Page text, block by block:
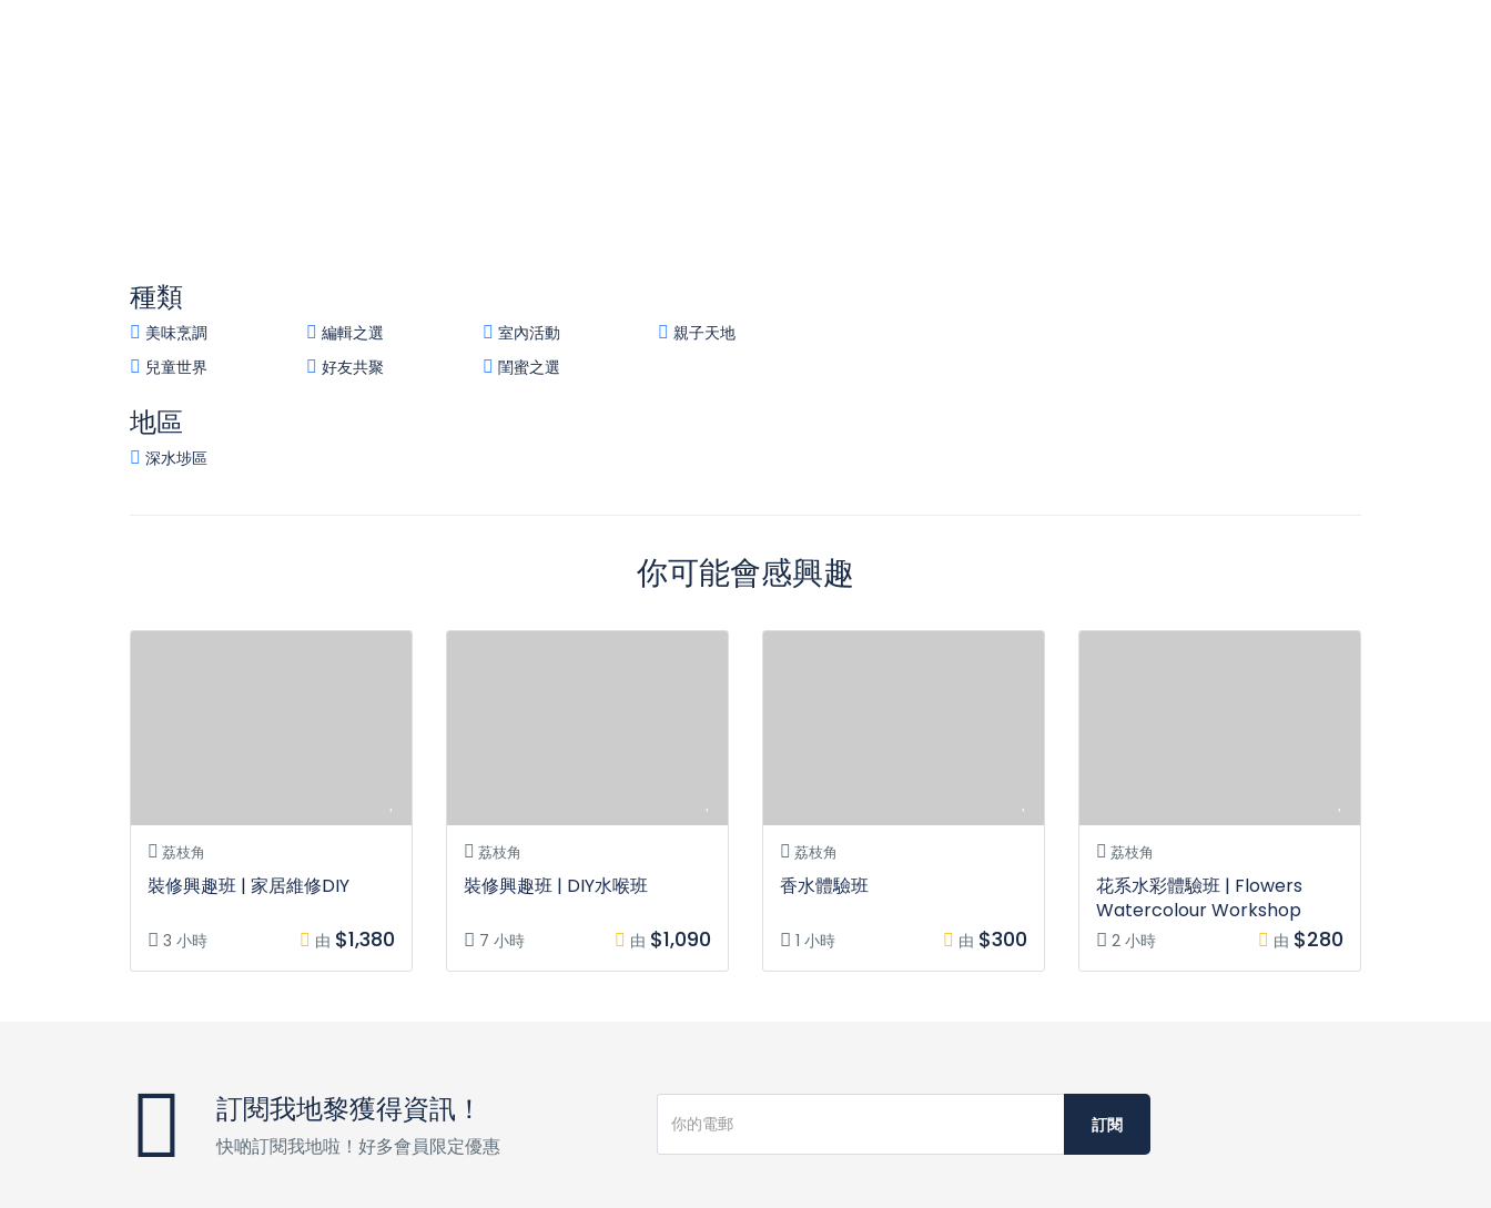
種類
美味烹調 編輯之選 室內活動
親子天地
兒童世界
好友共聚 閨蜜之選
地區
深水埗區
你可能會感興趣
荔枝角
裝修興趣班 | 家居維修DIY
3 小時 由 $1,380
荔枝角
裝修興趣班 | DIY水喉班
7 小時 由 $1,090
荔枝角
香水體驗班
1 小時 由 $300
荔枝角
花系水彩體驗班 | Flowers
Watercolour Workshop
2 小時 由 $280
訂閱我地黎獲得資訊！
快啲訂閱我地啦！好多會員限定優惠
訂閱